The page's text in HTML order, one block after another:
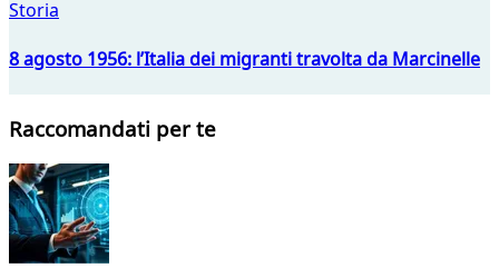
Storia
8 agosto 1956: l’Italia dei migranti travolta da Marcinelle
Raccomandati per te